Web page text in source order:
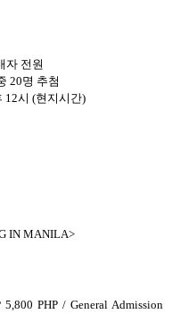
자 전원
20명 추첨
12시 (현지시간)
IN MANILA>
PHP / General Admission